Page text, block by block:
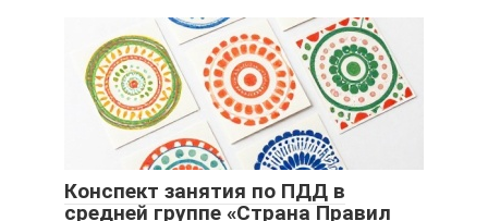
Конспект занятия по ПДД в
средней группе «Страна Правил